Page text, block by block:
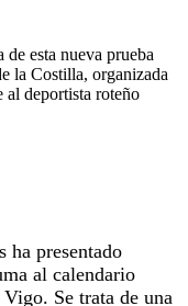
de esta nueva prueba
la Costilla, organizada
al deportista roteño
ha presentado
al calendario
Se trata de una